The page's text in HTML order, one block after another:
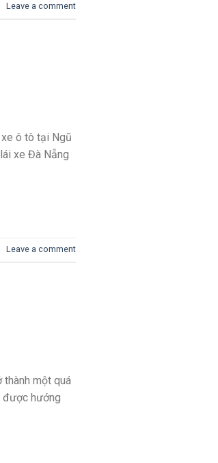
Leave a comment
ô tô tại Ngũ
xe Đà Nẵng
Leave a comment
thành một quá
được hướng